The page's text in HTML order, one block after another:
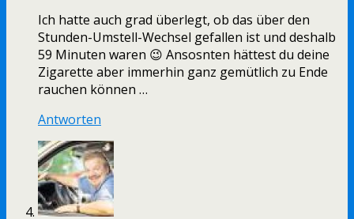
Ich hatte auch grad überlegt, ob das über den
Stunden-Umstell-Wechsel gefallen ist und deshalb
59 Minuten waren 😉 Ansosnten hättest du deine
Zigarette aber immerhin ganz gemütlich zu Ende
rauchen können …
Antworten